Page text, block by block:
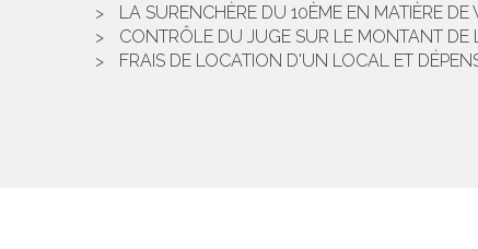
LA SURENCHÈRE DU 10ÈME EN MATIÈRE
CONTRÔLE DU JUGE SUR LE MONTANT
FRAIS DE LOCATION D'UN LOCAL ET